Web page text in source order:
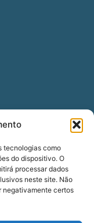
tecnologias como
do dispositivo. O
processar dados
neste site. Não
negativamente certos
(Whatsapp)
Carlos
- AL - CEP: